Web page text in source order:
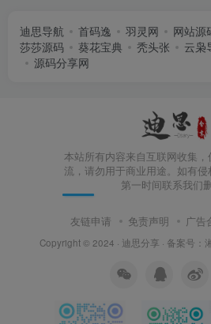
迪思导航 首码逸 羽灵网 网站源
莎莎源码
葵花宝典 秃头张 云枭
源码分享网
本站所有内容来自互联网收集
流，请勿用于商业用途。如有
第一时间联系我们
友链申请 免责声明 广告
Copyright © 2024 · 迪思分享 · 备案号：